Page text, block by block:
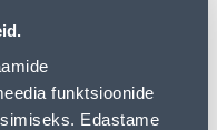
funktsioonide
Edastame
W.